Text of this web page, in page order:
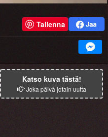
Tallenna
Katso kuva tästä!
Joka päivä jotain uutta